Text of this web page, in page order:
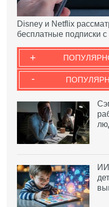
Disney и Netflix
бесплатные подписки
+
-
ИИ